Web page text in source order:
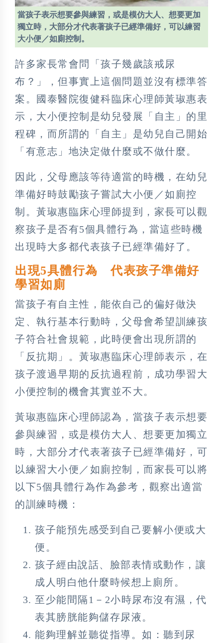
當孩子表示想要參與練習，或是模仿大人、想要更加
獨立時，大部分才代表著孩子已經準備好，可以練習
大小便／如廁控制。
許多家長常會問「孩子幾歲該戒尿
布？」，但事實上這個問題並沒有標準答
案。國泰醫院復健科臨床心理師黃琡惠表
示，大小便控制是幼兒發展「自主」的里
程碑，而所謂的「自主」是幼兒自己開始
「有意志」地決定做什麼或不做什麼。
因此，父母應該等待適當的時機，在幼兒
準備好時鼓勵孩子嘗試大小便／如廁控
制。黃琡惠臨床心理師提到，家長可以觀
察孩子是否有5個具體行為，當這些時機
出現時大多都代表孩子已經準備好了。
出現5具體行為 代表孩子準備好
學習如廁
當孩子有自主性，能依自己的偏好做決
定、執行基本行動時，父母會希望訓練孩
子符合社會規範，此時便會出現所謂的
「反抗期」。黃琡惠臨床心理師表示，在
孩子渡過早期的反抗過程前，成功學習大
小便控制的機會其實並不大。
黃琡惠臨床心理師認為，當孩子表示想要
參與練習，或是模仿大人、想要更加獨立
時，大部分才代表著孩子已經準備好，可
以練習大小便／如廁控制，而家長可以將
以下5個具體行為作為參考，觀察出適當
的訓練時機：
孩子能預先感受到自己要解小便或大
便。
孩子經由說話、臉部表情或動作，讓
成人明白他什麼時候想上廁所。
至少能間隔1－2小時尿布沒有濕，代
表其膀胱能夠儲存尿液。
能夠理解並聽從指導。如：聽到尿